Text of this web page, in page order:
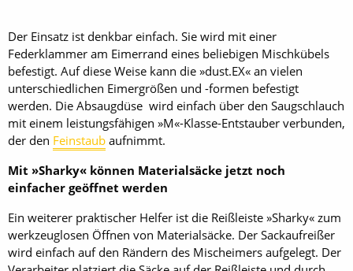
Der Einsatz ist denkbar einfach. Sie wird mit einer
Federklammer am Eimerrand eines beliebigen Mischkübels
befestigt. Auf diese Weise kann die »dust.EX« an vielen
unterschiedlichen Eimergrößen und -formen befestigt
werden. Die Absaugdüse wird einfach über den Saugschlauch
mit einem leistungsfähigen »M«-Klasse-Entstauber verbunden,
der den Feinstaub aufnimmt.
Mit »Sharky« können Materialsäcke jetzt noch
einfacher geöffnet werden
Ein weiterer praktischer Helfer ist die Reißleiste »Sharky« zum
werkzeuglosen Öffnen von Materialsäcke. Der Sackaufreißer
wird einfach auf den Rändern des Mischeimers aufgelegt. Der